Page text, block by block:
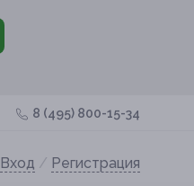
8 (495) 800-15-34
Вход / Регистрация